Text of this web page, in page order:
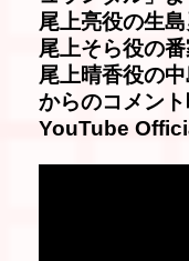
尾上亮役の生
尾上そら役の
尾上晴香役の
からのコメン
YouTube